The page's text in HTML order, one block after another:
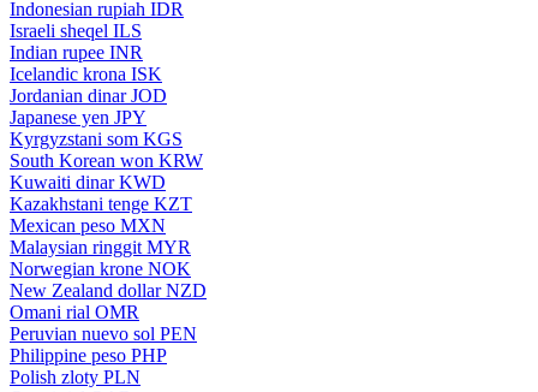
Indonesian rupiah IDR
Israeli sheqel ILS
Indian rupee INR
Icelandic krona ISK
Jordanian dinar JOD
Japanese yen JPY
Kyrgyzstani som KGS
South Korean won KRW
Kuwaiti dinar KWD
Kazakhstani tenge KZT
Mexican peso MXN
Malaysian ringgit MYR
Norwegian krone NOK
New Zealand dollar NZD
Omani rial OMR
Peruvian nuevo sol PEN
Philippine peso PHP
Polish zloty PLN